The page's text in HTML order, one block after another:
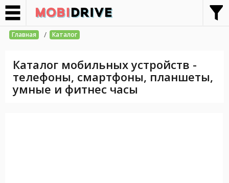
Главная / Каталог
Каталог мобильных устройств -
телефоны, смартфоны, планшеты,
умные и фитнес часы